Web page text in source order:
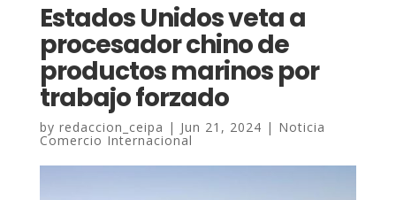
Estados Unidos veta a
procesador chino de
productos marinos por
trabajo forzado
by redaccion_ceipa | Jun 21, 2024 | Noticia
Comercio Internacional